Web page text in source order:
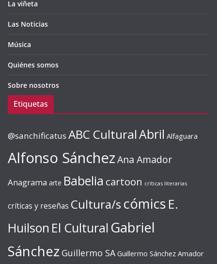
La viñeta
Las Noticias
Música
Quiénes somos
Sobre nosotros
Etiquetas
@sanchificatus ABC CulturalAbril Alfaguara
Alfonso SánchezAna Amador
Anagrama arte Babelia cartoon críticas literarias
críticas y reseñas Cultura/s cómics E.
Huilson El Cultural Gabriel
Sánchez Guillermo SA Guillermo Sánchez Amador